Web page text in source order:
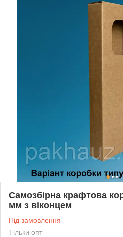
Самозбірна крафтова
мм з віконцем
Під замовлення
Тільки опт